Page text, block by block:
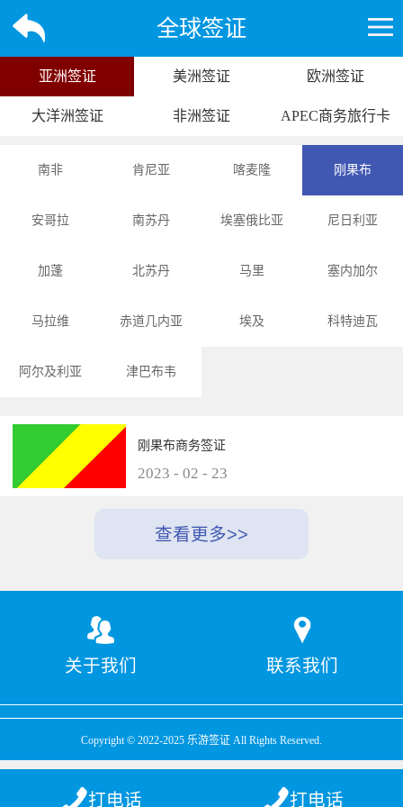
全球签证
亚洲签证 美洲签证 欧洲签证
大洋洲签证 非洲签证 APEC商务旅行卡
南非 肯尼亚 喀麦隆 刚果布
安哥拉 南苏丹 埃塞俄比亚 尼日利亚
加蓬 北苏丹 马里 塞内加尔
马拉维 赤道几内亚 埃及 科特迪瓦
阿尔及利亚 津巴布韦
刚果布商务签证
2023 - 02 - 23
关于我们 联系我们
Copyright © 2022-2025 乐游签证 All Rights Reserved.
打电话 打电话